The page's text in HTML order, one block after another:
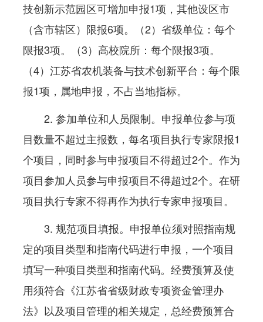
技创新示范园区可增加申报1项，其他设区市
（含市辖区）限报6项。（2）省级单位：每个
限报3项。（3）高校院所：每个限报3项。
（4）江苏省农机装备与技术创新平台：每个限
报1项，属地申报，不占当地指标。
2. 参加单位和人员限制。申报单位参与项
目数量不超过主报数，每名项目执行专家限报1
个项目，同时参与申报项目不得超过2个。作为
项目参加人员参与申报项目不得超过2个。在研
项目执行专家不得再作为执行专家申报项目。
3. 规范项目填报。申报单位须对照指南规
定的项目类型和指南代码进行申报，一个项目
填写一种项目类型和指南代码。经费预算及使
用须符合《江苏省省级财政专项资金管理办
法》以及项目管理的相关规定，总经费预算合